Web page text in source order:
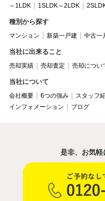
～1LDK 1SLDK～2LDK
種別から探す
マンション 新築一戸建 中古一
当社に出来ること
売却実績 売却査定 売却につい
当社について
会社概要 6つの強み スタッフ
インフォメーション
ブログ
是非、お気軽